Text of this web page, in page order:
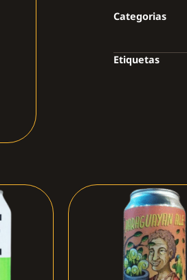
Categorias
Etiquetas